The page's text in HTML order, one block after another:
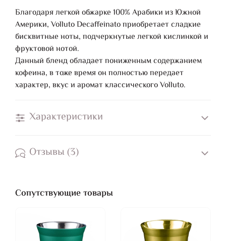
Благодаря легкой обжарке 100% Арабики из Южной
Америки, Volluto Decaffeinato приобретает сладкие
бисквитные ноты, подчеркнутые легкой кислинкой и
фруктовой нотой.
Данный бленд обладает пониженным содержанием
кофеина, в тоже время он полностью передает
характер, вкус и аромат классического Volluto.
Характеристики
Отзывы (3)
Сопутствующие товары